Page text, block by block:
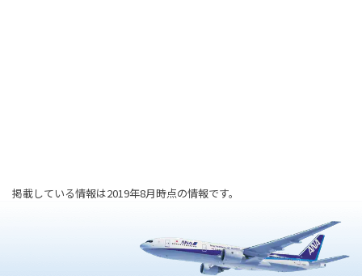
掲載している情報は2019年8月時点の情報です。